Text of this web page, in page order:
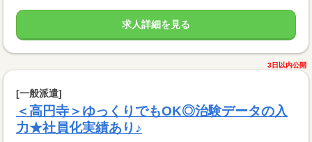
求人詳細を見る
3日以内公開
[一般派遣]
＜高円寺＞ゆっくりでもOK◎治験データの入
力★社員化実績あり♪